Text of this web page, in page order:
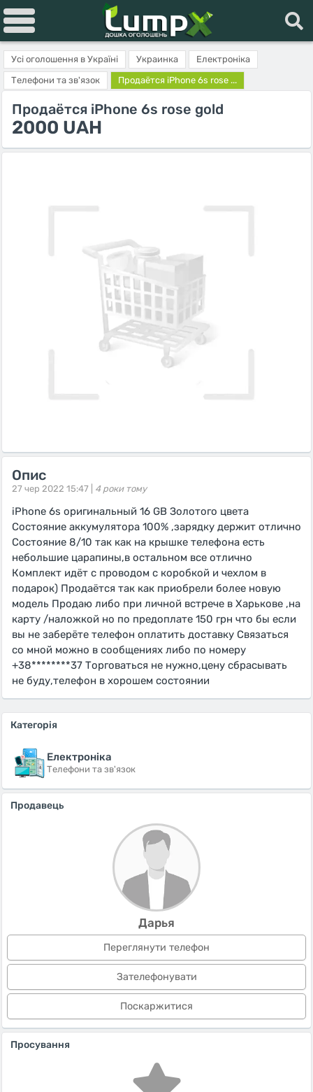
Усі оголошення в Україні Украинка
Електроніка
Телефони та зв'язок
Продаётся iPhone 6s rose ...
Продаётся iPhone 6s rose gold
2000 UAH
Опис
27 чер 2022 15:47 | 4 роки тому
iPhone 6s оригинальный 16 GB Золотого цвета
Состояние аккумулятора 100% ,зарядку держит отлично
Состояние 8/10 так как на крышке телефона есть
небольшие царапины,в остальном все отлично
Комплект идёт с проводом с коробкой и чехлом в
подарок) Продаётся так как приобрели более новую
модель Продаю либо при личной встрече в Харькове ,на
карту /наложкой но по предоплате 150 грн что бы если
вы не заберёте телефон оплатить доставку Связаться
со мной можно в сообщениях либо по номеру
+38********37 Торговаться не нужно,цену сбрасывать
не буду,телефон в хорошем состоянии
Категорія
Електроніка
Телефони та зв'язок
Продавець
Дарья
Переглянути телефон
Зателефонувати
Поскаржитися
Просування